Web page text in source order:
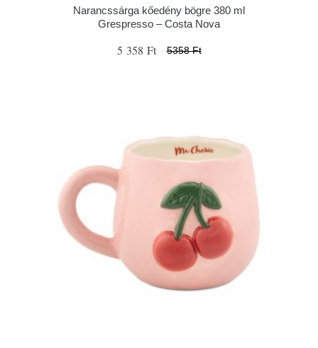
Narancssárga kőedény bögre 380 ml
Grespresso – Costa Nova
5 358 Ft 5358 Ft